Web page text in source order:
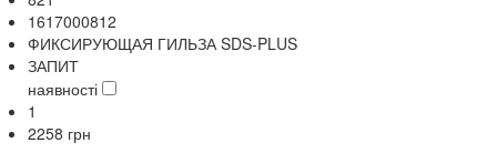
1617000812
ФИКСИРУЮЩАЯ ГИЛЬЗА SDS-PLUS
ЗАПИТ
наявності
1
2258 грн